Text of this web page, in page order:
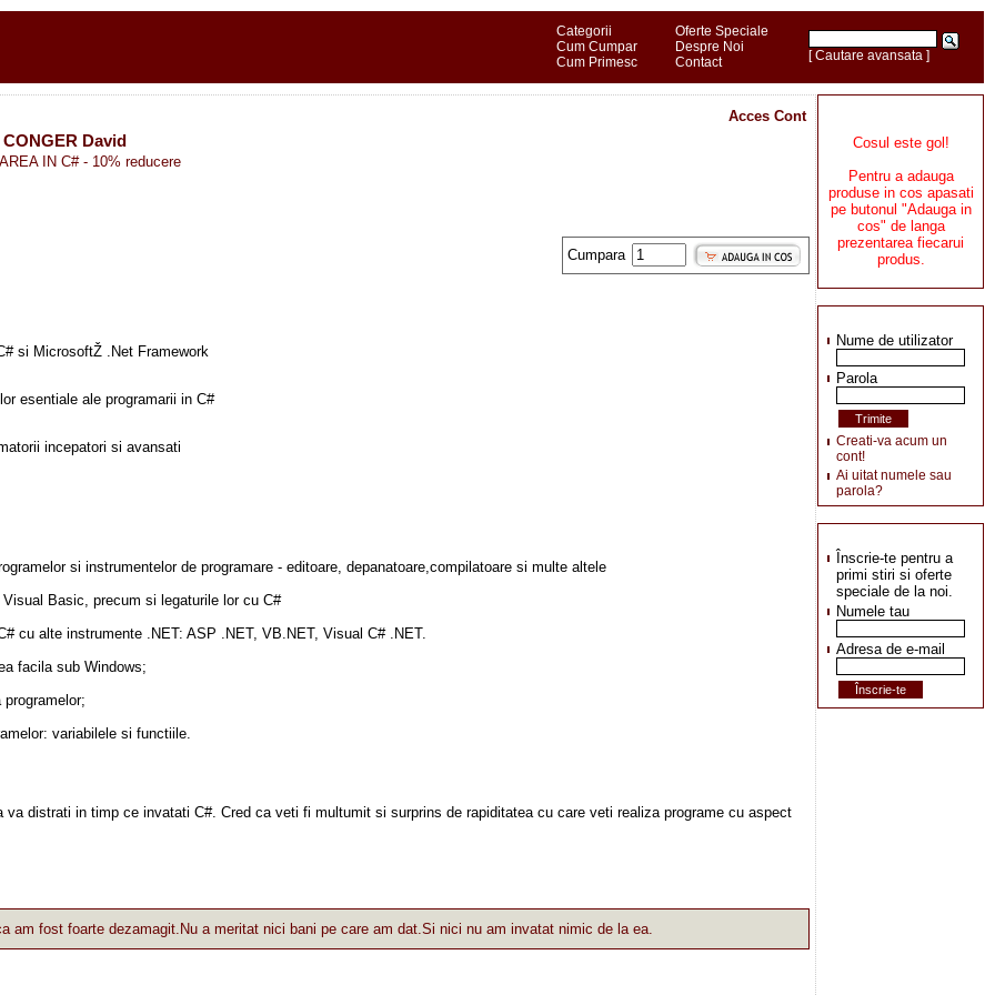
Categorii
Cum Cumpar
Cum Primesc
Oferte Speciale
Despre Noi
Contact
[ Cautare avansata ]
Acces Cont
David
IN C# - 10% reducere
Cumpara
si MicrosoftŽ .Net Framework
esentiale ale programarii in C#
incepatori si avansati
si instrumentelor de programare - editoare, depanatoare,compilatoare si multe altele
Basic, precum si legaturile lor cu C#
cu alte instrumente .NET: ASP .NET, VB.NET, Visual C# .NET.
facila sub Windows;
variabilele si functiile.
distrati in timp ce invatati C#. Cred ca veti fi multumit si surprins de rapiditatea cu care veti realiza programe cu aspect
am fost foarte dezamagit.Nu a meritat nici bani pe care am dat.Si nici nu am invatat nimic de la ea.
Cosul este gol!
Pentru a adauga
produse in cos apasati
pe butonul "Adauga in
cos" de langa
prezentarea fiecarui
produs.
Nume de utilizator
Parola
Creati-va acum un
cont!
Ai uitat numele sau
parola?
Înscrie-te pentru a
primi stiri si oferte
speciale de la noi.
Numele tau
Adresa de e-mail